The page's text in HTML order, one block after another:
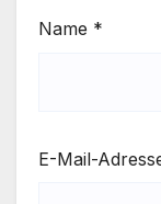
Name *
E-Mail-